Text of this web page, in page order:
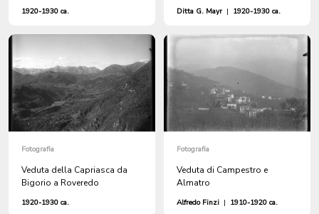
1920-1930 ca. Ditta G. Mayr | 1920-1930 ca.
Fotografia
Veduta della Capriasca da
Bigorio a Roveredo
1920-1930 ca.
Fotografia
Veduta di Campestro e
Almatro
Alfredo Finzi | 1910-1920 ca.